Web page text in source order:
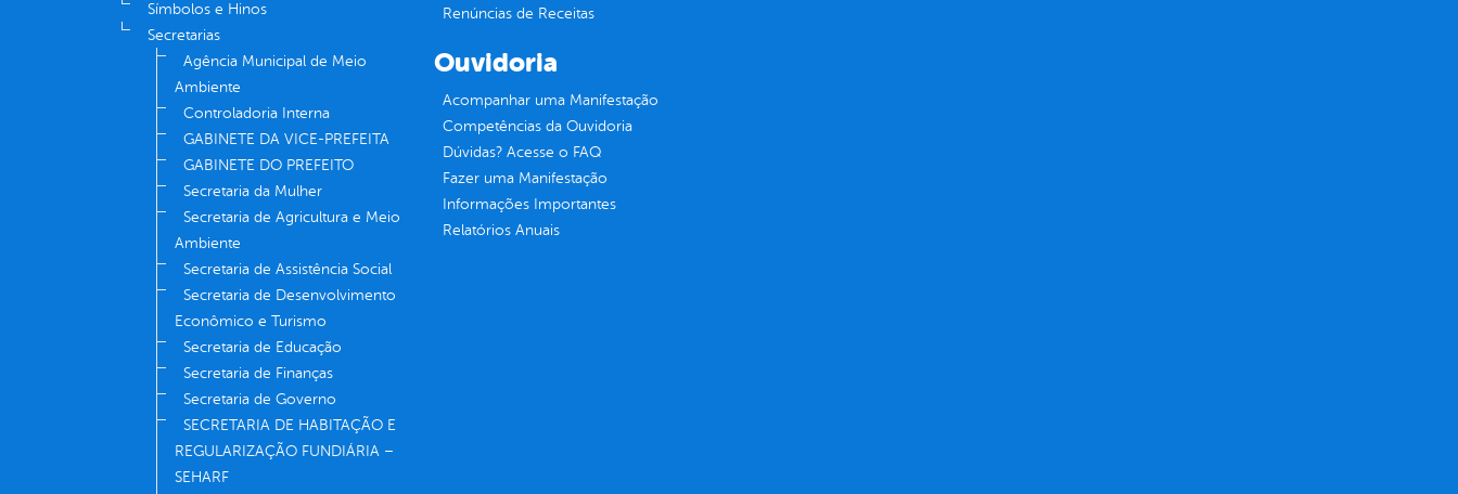
Símbolos e Hinos
Secretarias
Agência Municipal de Meio
Ambiente
Controladoria Interna
GABINETE DA VICE-PREFEITA
GABINETE DO PREFEITO
Secretaria da Mulher
Secretaria de Agricultura e Meio
Ambiente
Secretaria de Assistência Social
Secretaria de Desenvolvimento
Econômico e Turismo
Secretaria de Educação
Secretaria de Finanças
Secretaria de Governo
SECRETARIA DE HABITAÇÃO E
REGULARIZAÇÃO FUNDIÁRIA –
SEHARF
Renúncias de Receitas
Ouvidoria
Acompanhar uma Manifestação
Competências da Ouvidoria
Dúvidas? Acesse o FAQ
Fazer uma Manifestação
Informações Importantes
Relatórios Anuais